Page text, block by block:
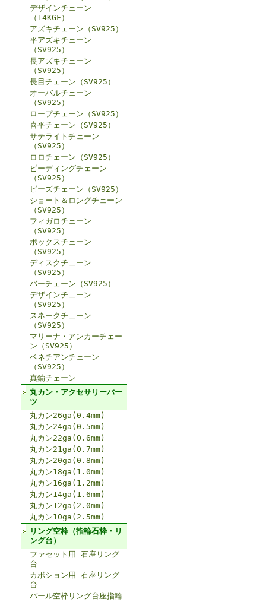
デザインチェーン
（14KGF）
アズキチェーン（SV925）
平アズキチェーン
（SV925）
長アズキチェーン
（SV925）
長目チェーン（SV925）
オーバルチェーン
（SV925）
ロープチェーン（SV925）
喜平チェーン（SV925）
サテライトチェーン
（SV925）
ロロチェーン（SV925）
ビーディングチェーン
（SV925）
ビーズチェーン（SV925）
ショート＆ロングチェーン
（SV925）
フィガロチェーン
（SV925）
ボックスチェーン
（SV925）
ディスクチェーン
（SV925）
バーチェーン（SV925）
デザインチェーン
（SV925）
スネークチェーン
（SV925）
マリーナ・アンカーチェー
ン（SV925）
ベネチアンチェーン
（SV925）
真鍮チェーン
丸カン・アクセサリーパー
ツ
丸カン26ga(0.4mm)
丸カン24ga(0.5mm)
丸カン22ga(0.6mm)
丸カン21ga(0.7mm)
丸カン20ga(0.8mm)
丸カン18ga(1.0mm)
丸カン16ga(1.2mm)
丸カン14ga(1.6mm)
丸カン12ga(2.0mm)
丸カン10ga(2.5mm)
リング空枠（指輪石枠・リ
ング台）
ファセット用 石座リング
台
カボション用 石座リング
台
パール空枠リング台座指輪